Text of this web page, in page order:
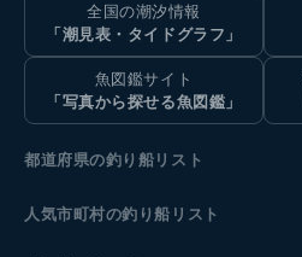
全国の潮汐情報
「潮見表・タイドグラフ」
魚図鑑サイト
「写真から探せる魚図鑑」
都道府県の釣り船リスト
人気市町村の釣り船リスト